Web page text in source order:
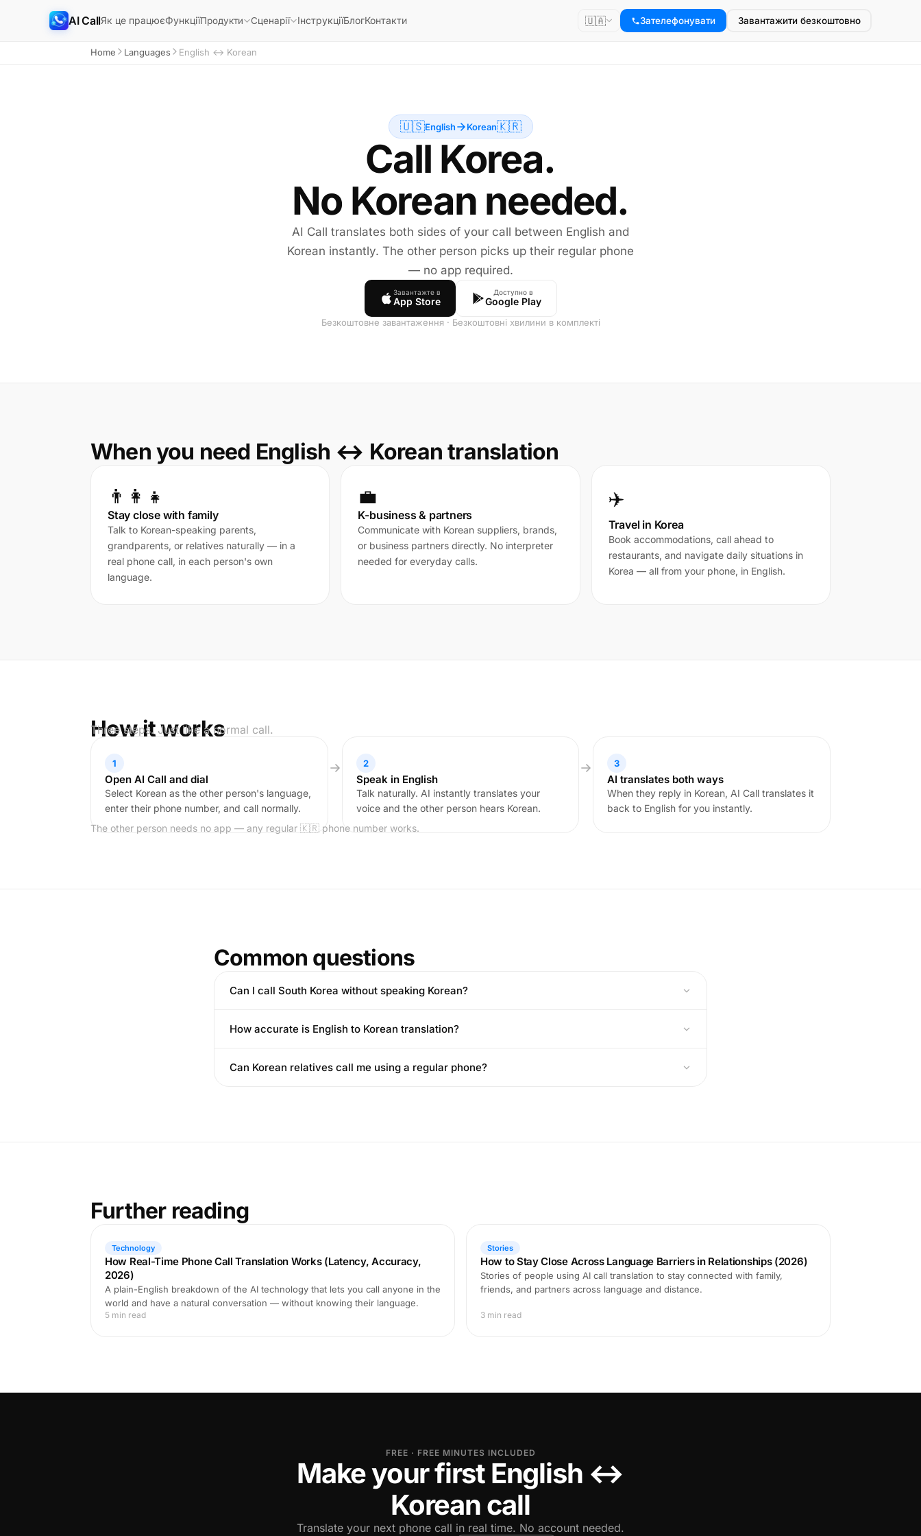
AI CallЯк це працюєФункціїПродукти Сценарії ІнструкціїБлогКонтакти 🇺🇦 Зателефонувати Завантажити безкоштовно
Home Languages English ↔ Korean
🇺🇸English Korean🇰🇷
Call Korea.
No Korean needed.
AI Call translates both sides of your call between English and
Korean instantly. The other person picks up their regular phone
— no app required.
Завантажте в
App Store
Доступно в
Google Play
Безкоштовне завантаження · Безкоштовні хвилини в комплекті
When you need English ↔ Korean translation
👨‍👩‍👧
Stay close with family
Talk to Korean-speaking parents,
grandparents, or relatives naturally — in a
real phone call, in each person's own
language.
💼
K-business & partners
Communicate with Korean suppliers, brands,
or business partners directly. No interpreter
needed for everyday calls.
✈️
Travel in Korea
Book accommodations, call ahead to
restaurants, and navigate daily situations in
Korea — all from your phone, in English.
How it works
Three steps. Just like a normal call.
1
Open AI Call and dial
Select Korean as the other person's language,
enter their phone number, and call normally.
2
Speak in English
Talk naturally. AI instantly translates your
voice and the other person hears Korean.
3
AI translates both ways
When they reply in Korean, AI Call translates it
back to English for you instantly.
The other person needs no app — any regular 🇰🇷 phone number works.
Common questions
Can I call South Korea without speaking Korean?
How accurate is English to Korean translation?
Can Korean relatives call me using a regular phone?
Further reading
Technology
How Real-Time Phone Call Translation Works (Latency, Accuracy,
2026)
A plain-English breakdown of the AI technology that lets you call anyone in the
world and have a natural conversation — without knowing their language.
5 min read
Stories
How to Stay Close Across Language Barriers in Relationships (2026)
Stories of people using AI call translation to stay connected with family,
friends, and partners across language and distance.
3 min read
FREE · FREE MINUTES INCLUDED
Make your first English ↔
Korean call
Translate your next phone call in real time. No account needed.